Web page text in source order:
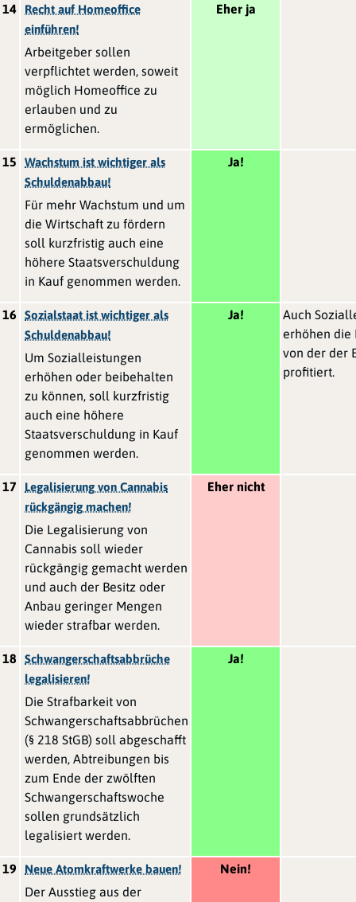
14
Recht auf Homeoffice
einführen!
Arbeitgeber sollen
verpflichtet werden, soweit
möglich Homeoffice zu
erlauben und zu
ermöglichen.
Eher ja
15
Wachstum ist wichtiger als
Schuldenabbau!
Für mehr Wachstum und um
die Wirtschaft zu fördern
soll kurzfristig auch eine
höhere Staatsverschuldung
in Kauf genommen werden.
Ja!
16
Sozialstaat ist wichtiger als
Schuldenabbau!
Um Sozialleistungen
erhöhen oder beibehalten
zu können, soll kurzfristig
auch eine höhere
Staatsverschuldung in Kauf
genommen werden.
Ja!
Auch
erhöhen die
von der der
profitiert.
17
Legalisierung von Cannabis
rückgängig machen!
Die Legalisierung von
Cannabis soll wieder
rückgängig gemacht werden
und auch der Besitz oder
Anbau geringer Mengen
wieder strafbar werden.
Eher nicht
18
Schwangerschaftsabbrüche
legalisieren!
Die Strafbarkeit von
Schwangerschaftsabbrüchen
(§ 218 StGB) soll abgeschafft
werden, Abtreibungen bis
zum Ende der zwölften
Schwangerschaftswoche
sollen grundsätzlich
legalisiert werden.
Ja!
19 Neue Atomkraftwerke bauen!
Der Ausstieg aus der
Nein!